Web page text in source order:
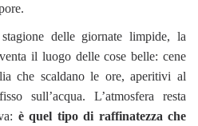
delle giornate limpide, la
il luogo delle cose belle: cene
che scaldano le ore, aperitivi al
sull’acqua. L’atmosfera resta
è quel tipo di raffinatezza che